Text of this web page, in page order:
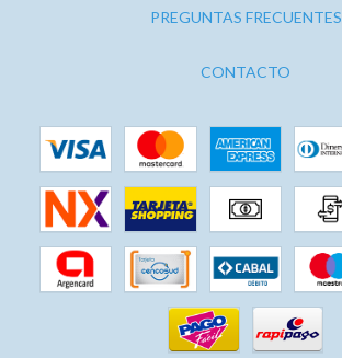
PREGUNTAS FRECUENTES
CONTACTO